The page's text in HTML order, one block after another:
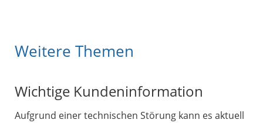
Weitere Themen
Wichtige Kundeninformation
Aufgrund einer technischen Störung kann es aktuell